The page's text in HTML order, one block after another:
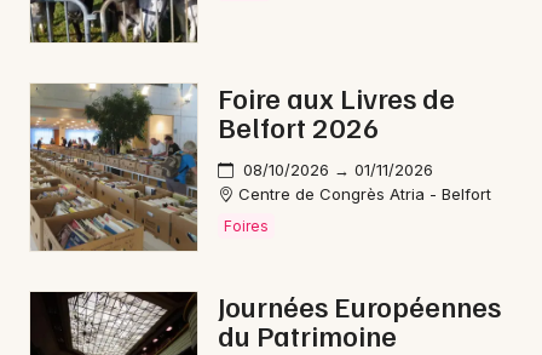
Artistes en tournée
Actus à Delle
Magazine à Delle
Foire aux Livres de
Belfort 2026
08/10/2026 → 01/11/2026
Centre de Congrès Atria - Belfort
Foires
Journées Européennes
du Patrimoine